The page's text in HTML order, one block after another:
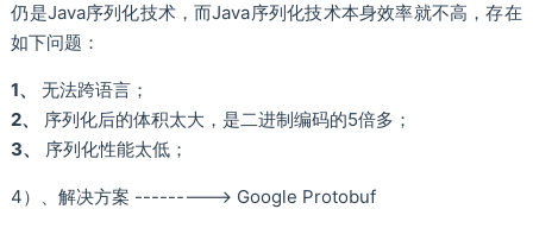
仍是Java序列化技术，而Java序列化技术本身效率就不高，存在
如下问题：
1、
无法跨语言；
2、
序列化后的体积太大，是二进制编码的5倍多；
3、
序列化性能太低；
4）、解决方案 ---------> Google Protobuf